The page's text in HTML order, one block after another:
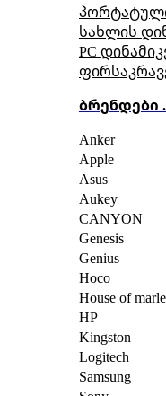
სახლის
PC
ბრენდები
Anker
Apple
Asus
Aukey
CANYON
Genesis
Genius
Hoco
House of
HP
Kingston
Logitech
Samsung